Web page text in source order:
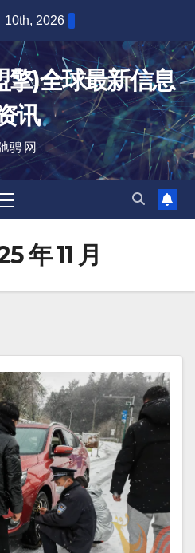
10th, 2026
擎)全球最新信息
讯
骋网
年 11 月